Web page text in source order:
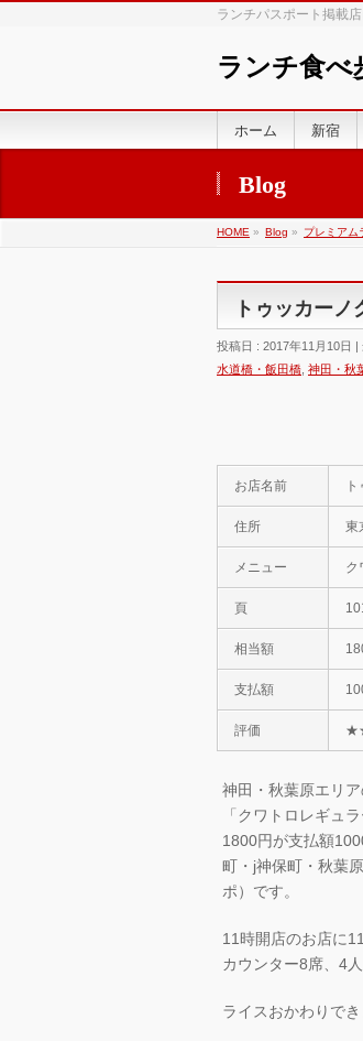
ランチパスポート掲
ランチ食
ホーム 新宿
Blog
HOME » Blog » プレミアム
トゥッカー
投稿日 : 2017年11月10日
水道橋・飯田橋 神田・秋
お店名前
住所 東
メニュー ク
頁
相当額
支払額
評価
神田・秋葉原エリ
「クワトロレギュ
1800円が支払額
町・j神保町・秋葉
ポ）です。
11時開店のお店に
カウンター8席、4
ライスおかわりでき